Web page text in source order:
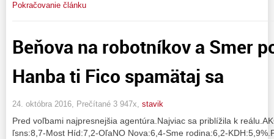
Pokračovanie článku
Beňova na robotníkov a Smer
Hanba ti Fico spamätaj sa
24. októbra 2016, Prečítané 3 947x, stavik
Pred voľbami najpresnejšia agentúra.Najviac sa priblížila k
ľsns:8,7-Most Híd:7,2-OľaNO Nova:6,4-Sme rodina:6,2-